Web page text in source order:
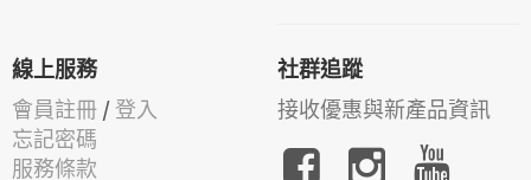
線上服務
會員註冊 / 登入
忘記密碼
服務條款
社群追蹤
接收優惠與新產品資訊